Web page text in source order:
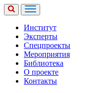
Институт
Эксперты
Спецпроекты
Мероприятия
Библиотека
О проекте
Контакты